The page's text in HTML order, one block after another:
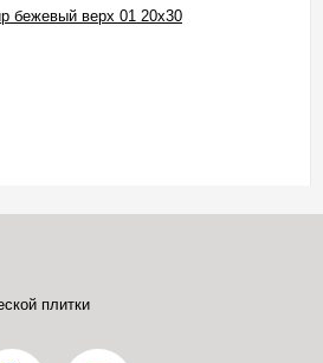
бежевый верх 01 20x30
плитки